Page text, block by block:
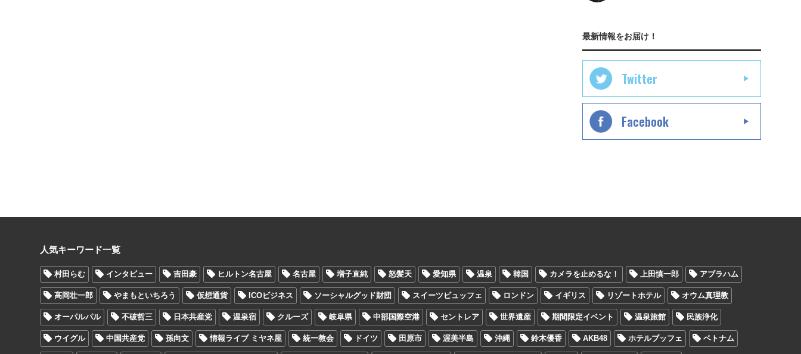
最新情報をお届け！
Twitter
Facebook
人気キーワード一覧
村田らむ インタビュー 吉田豪 ヒルトン名古屋 名古屋 増子直純 怒髪天 愛知県 温泉 韓国 カメラを止めるな！ 上田慎一郎 アブラハム
高岡壮一郎 やまもといちろう 仮想通貨 ICOビジネス ソーシャルグッド財団 スイーツビュッフェ ロンドン イギリス リゾートホテル オウム真理教
オーパルパル 不破哲三 日本共産党 温泉宿 クルーズ 岐阜県 中部国際空港 セントレア 世界遺産 期間限定イベント 温泉旅館 民族浄化
ウイグル 中国共産党 孫向文 情報ライブ ミヤネ屋 統一教会 ドイツ 田原市 渥美半島 沖縄 鈴木優香 AKB48 ホテルブッフェ ベトナム